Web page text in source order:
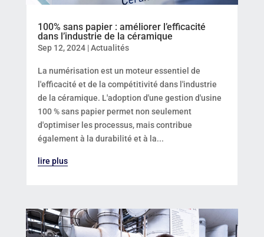
100% sans papier : améliorer l’efficacité
dans l’industrie de la céramique
Sep 12, 2024|Actualités
La numérisation est un moteur essentiel de
l'efficacité et de la compétitivité dans l'industrie
de la céramique. L'adoption d'une gestion d'usine
100 % sans papier permet non seulement
d'optimiser les processus, mais contribue
également à la durabilité et à la...
lire plus